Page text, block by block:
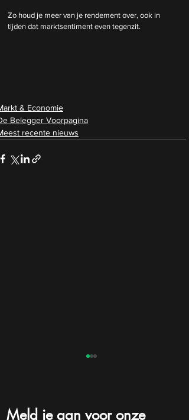
Zo houd je meer van je rendement over, ook in
tijden dat marktsentiment even tegenzit.
& Economie
Belegger Voorpagina
recente nieuws
Meld je aan voor onze